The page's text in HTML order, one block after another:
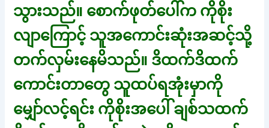
သွားသည်။ စောက်ဖုတ်ပေါ်က ကိုစိုး
လျာကြောင့် သူအကောင်းဆုံးအဆင့်သို့
တက်လှမ်းနေမိသည်။ ဒိထက်ဒိထက်
ကောင်းတာတွေ သူထပ်ရအုံးမှာကို
မျှော်လင့်ရင်း ကိုစိုးအပေါ် ချစ်သထက်